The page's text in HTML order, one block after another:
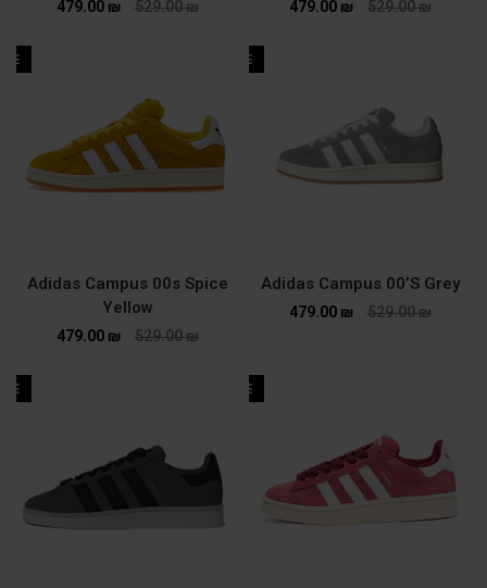
529.00₪
479.00 ₪
529.00₪
479.00 ₪
SALE
Adidas Campus 00’S Grey
529.00₪
479.00 ₪
Adidas Campus 00s Spice
Yellow
529.00₪
479.00 ₪
SALE